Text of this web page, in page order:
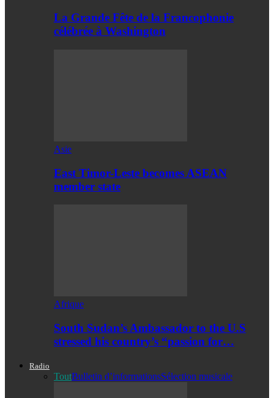
La Grande Fête de la Francophonie
célébrée à Washington
Asie
East Timor-Leste becomes ASEAN
member state
Afrique
South Sudan’s Ambassador to the U.S
stressed his country’s “passion for…
Radio
ToutBulletin d’informationsSélection musicale